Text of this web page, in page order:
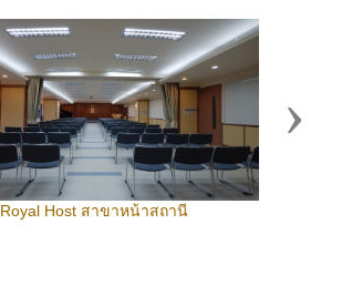
Royal Host สาขาหน้าสถานี
Next